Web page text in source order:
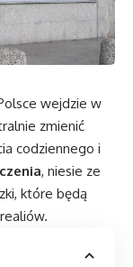
wejdzie w
zmienić
codziennego i
, niesie ze
które będą